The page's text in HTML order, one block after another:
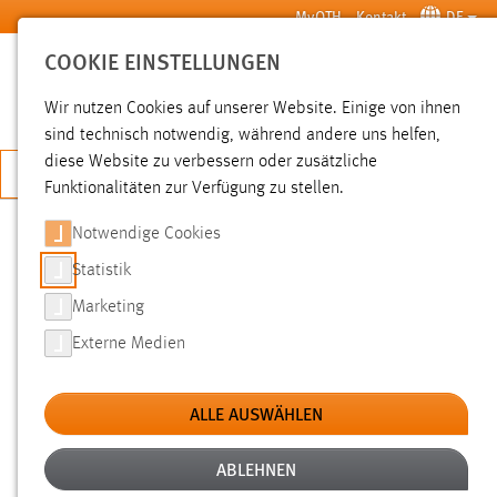
Zum Hauptinhalt springen MyOTH Kontakt DE
SUCHE
JETZT BEWERBEN
SUCHE
FILTER
Typ
Erstellungsdatum
COOKIE EINSTELLUNGEN
Wir nutzen Cookies auf unserer Website. Einige von ihnen
sind technisch notwendig, während andere uns helfen,
diese Website zu verbessern oder zusätzliche
Funktionalitäten zur Verfügung zu stellen.
Notwendige Cookies
Statistik
Marketing
Externe Medien
ALLE AUSWÄHLEN
ABLEHNEN